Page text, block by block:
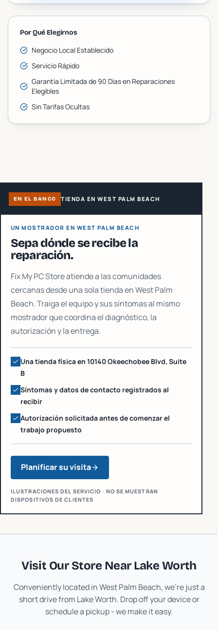
Por Qué Elegirnos
Negocio Local Establecido
Servicio Rápido
Garantía Limitada de 90 Días en Reparaciones
Elegibles
Sin Tarifas Ocultas
EN EL BANCO TIENDA EN WEST PALM BEACH
UN MOSTRADOR EN WEST PALM BEACH
Sepa dónde se recibe la
reparación.
Fix My PC Store atiende a las comunidades
cercanas desde una sola tienda en West Palm
Beach. Traiga el equipo y sus síntomas al mismo
mostrador que coordina el diagnóstico, la
autorización y la entrega.
Una tienda física en 10140 Okeechobee Blvd, Suite
B
Síntomas y datos de contacto registrados al
recibir
Autorización solicitada antes de comenzar el
trabajo propuesto
Planificar su visita
ILUSTRACIONES DEL SERVICIO · NO SE MUESTRAN
DISPOSITIVOS DE CLIENTES
Visit Our Store Near Lake Worth
Conveniently located in West Palm Beach, we're just a
short drive from Lake Worth. Drop off your device or
schedule a pickup - we make it easy.